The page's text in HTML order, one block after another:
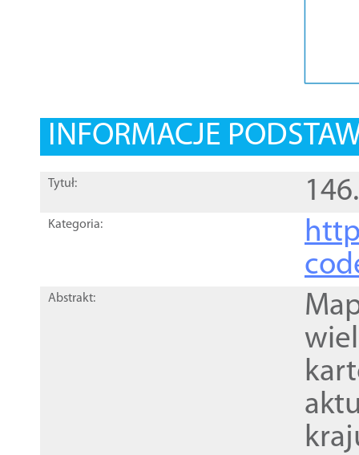
INFORMACJE
Tytuł:
Kategoria:
Abstrakt: